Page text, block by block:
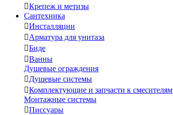
Крепеж и метизы
Сантехника
Инсталляции
Арматура для унитаза
Биде
Ванны
Душевые ограждения
Душевые системы
Комплектующие и запчасти к смесителям
Монтажные системы
Писсуары